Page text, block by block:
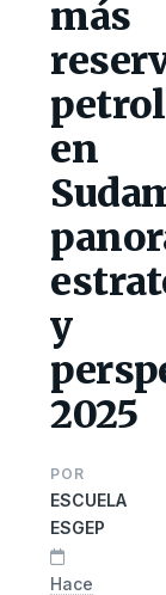
más
en
y
2025
POR
ESCUELA
ESGEP
Hace